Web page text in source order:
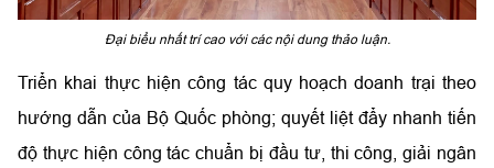
Đại biểu nhất trí cao với các nội dung thảo luận.
Triển khai thực hiện công tác quy hoạch doanh trại theo
hướng dẫn của Bộ Quốc phòng; quyết liệt đẩy nhanh tiến
độ thực hiện công tác chuẩn bị đầu tư, thi công, giải ngân